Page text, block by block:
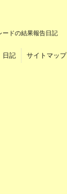
ードの結果報告日記
日記 サイトマップ